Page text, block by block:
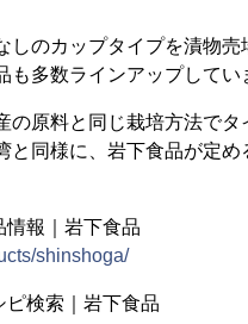
しのカップタイプを漬物
も多数ラインアップしてい
原料と同じ栽培方法で
と同様に、岩下食品が定
報｜岩下食品
shinshoga/
検索｜岩下食品